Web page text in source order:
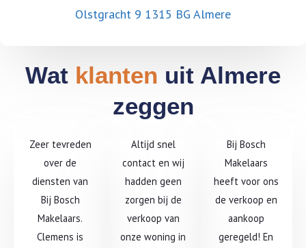
Olstgracht 9 1315 BG Almere
Wat klanten uit Almere
zeggen
Zeer tevreden
over de
diensten van
Bij Bosch
Makelaars.
Clemens is
Altijd snel
contact en wij
hadden geen
zorgen bij de
verkoop van
onze woning in
Bij Bosch
Makelaars
heeft voor ons
de verkoop en
aankoop
geregeld! En